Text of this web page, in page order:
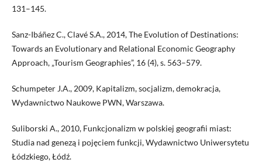
131–145.
Sanz-Ibáñez C., Clavé S.A., 2014, The Evolution of Destinations:
Towards an Evolutionary and Relational Economic Geography
Approach, „Tourism Geographies”, 16 (4), s. 563–579.
Schumpeter J.A., 2009, Kapitalizm, socjalizm, demokracja,
Wydawnictwo Naukowe PWN, Warszawa.
Suliborski A., 2010, Funkcjonalizm w polskiej geografii miast:
Studia nad genezą i pojęciem funkcji, Wydawnictwo Uniwersytetu
Łódzkiego, Łódź.